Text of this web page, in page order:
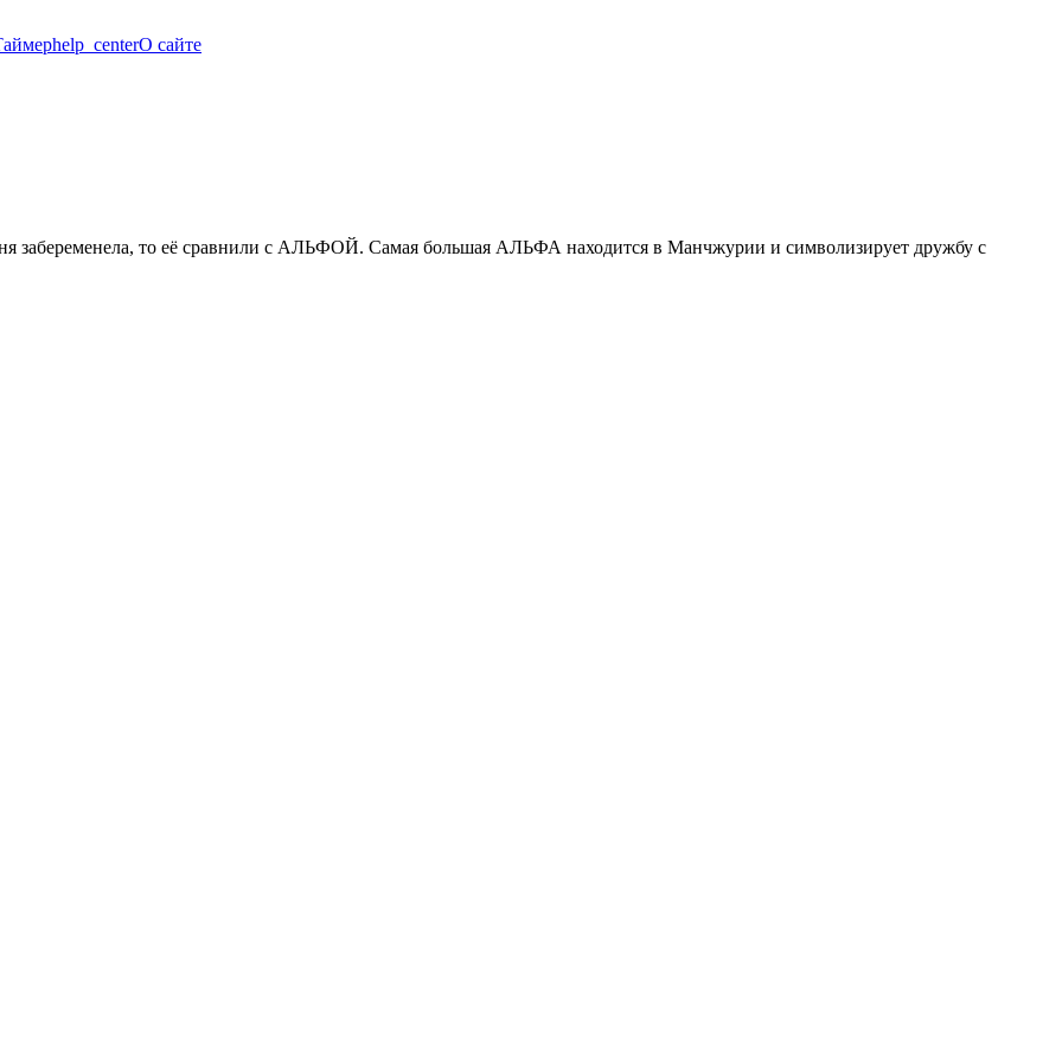
help_centerО сайте
забеременела, то её сравнили с АЛЬФОЙ. Самая большая АЛЬФА находится в Манчжурии и символизирует дружбу с